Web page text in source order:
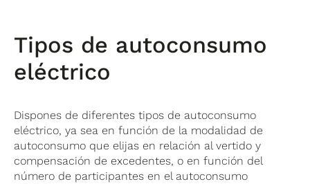
Tipos de autoconsumo
eléctrico
Dispones de diferentes tipos de autoconsumo
eléctrico, ya sea en función de la modalidad de
autoconsumo que elijas en relación al vertido y
compensación de excedentes, o en función del
número de participantes en el autoconsumo